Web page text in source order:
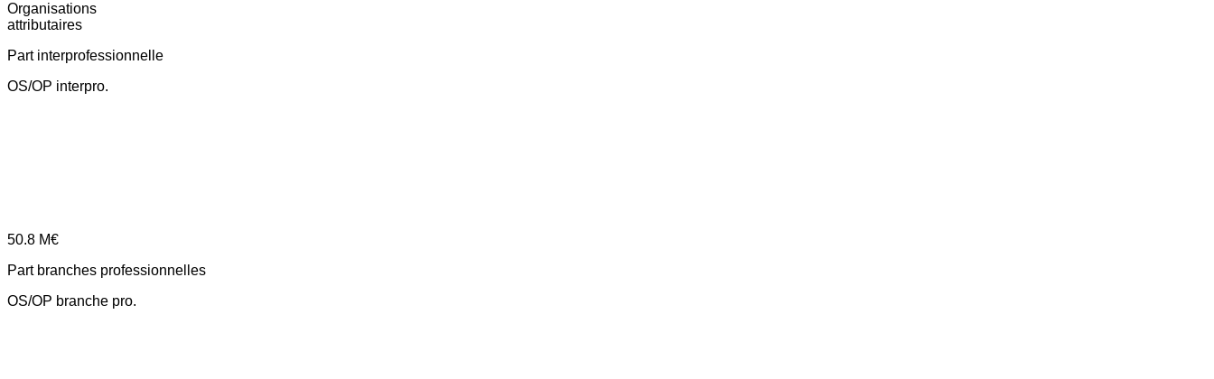
Organisations
attributaires
Part interprofessionnelle
OS/OP interpro.
50.8 M€
Part branches professionnelles
OS/OP branche pro.